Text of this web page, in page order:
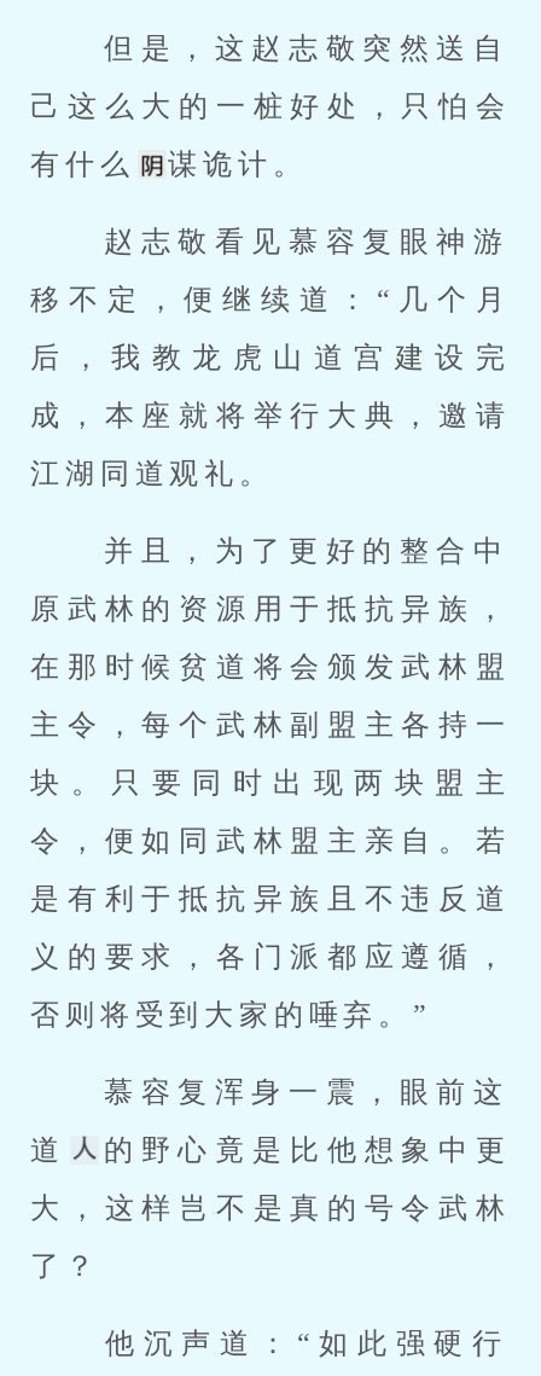
己这么大的一桩好处，只怕会
有什么
谋诡计。
移不定，便继续道：“几个月
后，我教龙虎山道宫建设完
成，本座就将举行大典，邀请
江湖同道观礼。
原武林的资源用于抵抗异族，
在那时候贫道将会颁发武林盟
主令，每个武林副盟主各持一
块。只要同时出现两块盟主
令，便如同武林盟主亲自。若
是有利于抵抗异族且不违反道
义的要求，各门派都应遵循，
否则将受到大家的唾弃。”
道
的野心竟是比他想象中更
大，这样岂不是真的号令武林
了？